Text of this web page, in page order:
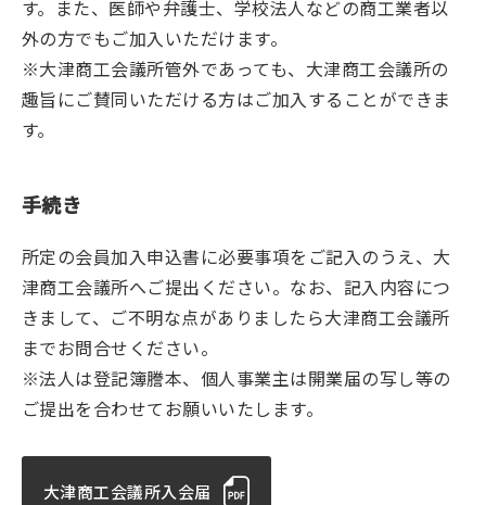
す。また、医師や弁護士、学校法人などの商工業者以
外の方でもご加入いただけます。
※大津商工会議所管外であっても、大津商工会議所の
趣旨にご賛同いただける方はご加入することができま
す。
手続き
所定の会員加入申込書に必要事項をご記入のうえ、大
津商工会議所へご提出ください。なお、記入内容につ
きまして、ご不明な点がありましたら大津商工会議所
までお問合せください。
※法人は登記簿謄本、個人事業主は開業届の写し等の
ご提出を合わせてお願いいたします。
大津商工会議所入会届